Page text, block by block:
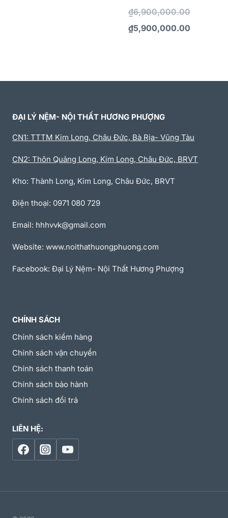
₫6,900,000.00
₫5,900,000.00
ĐẠI LÝ NỆM- NỘI THẤT HƯƠNG PHƯỢNG
CN1: TTTM Kim Long, Châu Đức, Bà Rịa- Vũng Tàu
CN2: Thôn Quảng Long, Kim Long, Châu Đức, BRVT
Kho: Thành Long, Kim Long, Châu Đức, BRVT
Điện thoại: 0971 080 729
Email: hhhvvk@gmail.com
Website: www.noithathuongphuong.com
Facebook: Đại Lý Nệm- Nội Thất Hương Phượng
CHÍNH SÁCH
Chính sách kiểm hàng
Chính sách vận chuyển
Chính sách thanh toán
Chính sách bảo hành
Chính sách đổi trả
LIÊN HỆ: